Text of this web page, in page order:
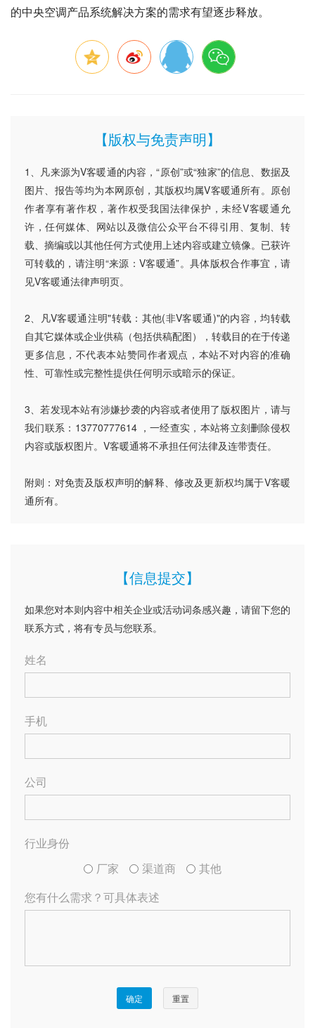
的中央空调产品系统解决方案的需求有望逐步释放。
【版权与免责声明】
1、凡来源为V客暖通的内容，“原创”或“独家”的信息、数据及
图片、报告等均为本网原创，其版权均属V客暖通所有。原创
作者享有著作权，著作权受我国法律保护，未经V客暖通允
许，任何媒体、网站以及微信公众平台不得引用、复制、转
载、摘编或以其他任何方式使用上述内容或建立镜像。已获许
可转载的，请注明“来源：V客暖通”。具体版权合作事宜，请
见V客暖通法律声明页。
2、凡V客暖通注明"转载：其他(非V客暖通)"的内容，均转载
自其它媒体或企业供稿（包括供稿配图），转载目的在于传递
更多信息，不代表本站赞同作者观点，本站不对内容的准确
性、可靠性或完整性提供任何明示或暗示的保证。
3、若发现本站有涉嫌抄袭的内容或者使用了版权图片，请与
我们联系：13770777614 ，一经查实，本站将立刻删除侵权
内容或版权图片。V客暖通将不承担任何法律及连带责任。
附则：对免责及版权声明的解释、修改及更新权均属于V客暖
通所有。